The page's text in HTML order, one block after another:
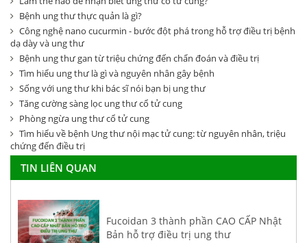
Bệnh ung thư thực quản là gì?
Công nghệ nano cucurmin - bước đột phá trong hỗ trợ điều trị bệnh
dạ dày và ung thư
Bệnh ung thư gan từ triệu chứng đến chẩn đoán và điều trị
Tìm hiểu ung thư là gì và nguyên nhân gây bệnh
Sống với ung thư khi bác sĩ nói bạn bị ung thư
Tăng cường sàng lọc ung thư cổ tử cung
Phòng ngừa ung thư cổ tử cung
Tìm hiểu về bệnh Ung thư nội mạc tử cung: từ nguyên nhân, triệu
chứng đến điều trị
TIN LIÊN QUAN
Fucoidan 3 thành phần CAO CẤP Nhật
Bản hỗ trợ điều trị ung thư